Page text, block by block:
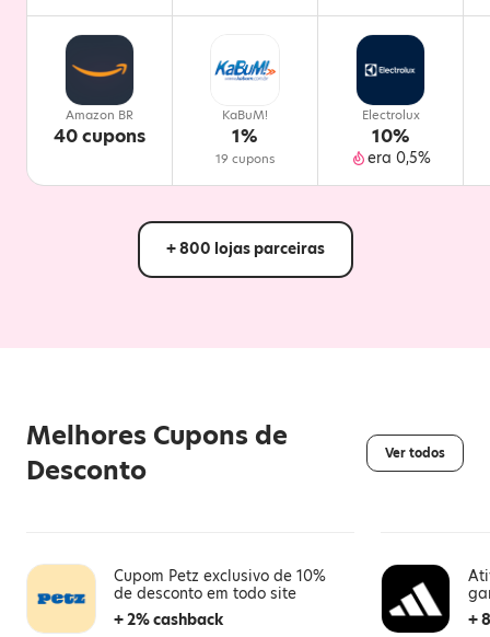
Amazon BR
40 cupons
KaBuM!
1%
19 cupons
Electrolux
10%
era 0,5%
+ 800 lojas parceiras
Melhores Cupons de
Desconto
Ver todos
Cupom Petz exclusivo de 10%
de desconto em todo site
+ 2% cashback
+